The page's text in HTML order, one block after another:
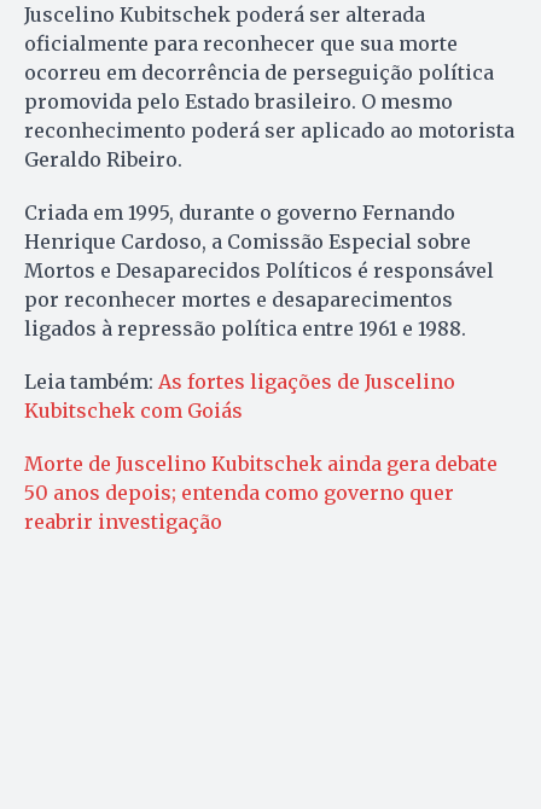
Juscelino Kubitschek poderá ser alterada
oficialmente para reconhecer que sua morte
ocorreu em decorrência de perseguição política
promovida pelo Estado brasileiro. O mesmo
reconhecimento poderá ser aplicado ao motorista
Geraldo Ribeiro.
Criada em 1995, durante o governo Fernando
Henrique Cardoso, a Comissão Especial sobre
Mortos e Desaparecidos Políticos é responsável
por reconhecer mortes e desaparecimentos
ligados à repressão política entre 1961 e 1988.
Leia também: As fortes ligações de Juscelino
Kubitschek com Goiás
Morte de Juscelino Kubitschek ainda gera debate
50 anos depois; entenda como governo quer
reabrir investigação